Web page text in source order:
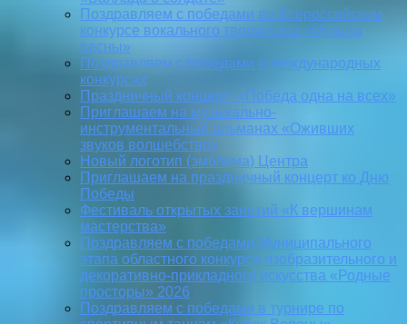
Поздравляем с победами во Всероссийском
конкурсе вокального творчества «Музыка
весны»
Поздравляем с победами в международных
конкурсах
Праздничный концерт «Победа одна на всех»
Приглашаем на музыкально-
инструментальный альманах «Оживших
звуков волшебство»
Новый логотип (эмблема) Центра
Приглашаем на праздничный концерт ко Дню
Победы
Фестиваль открытых занятий «К вершинам
мастерства»
Поздравляем с победами Муниципального
этапа областного конкурса изобразительного и
декоративно-прикладного искусства «Родные
просторы» 2026
Поздравляем с победами в турнире по